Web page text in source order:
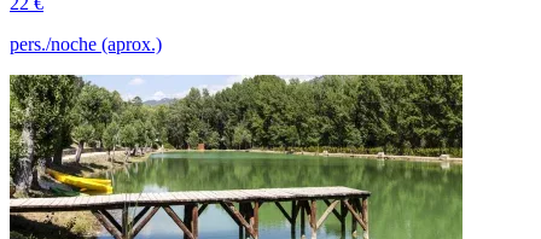
pers./noche (aprox.)